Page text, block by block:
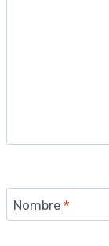
Nombre *